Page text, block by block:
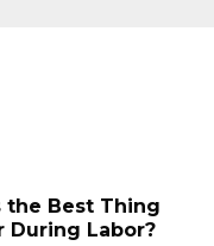
the Best Thing
During Labor?